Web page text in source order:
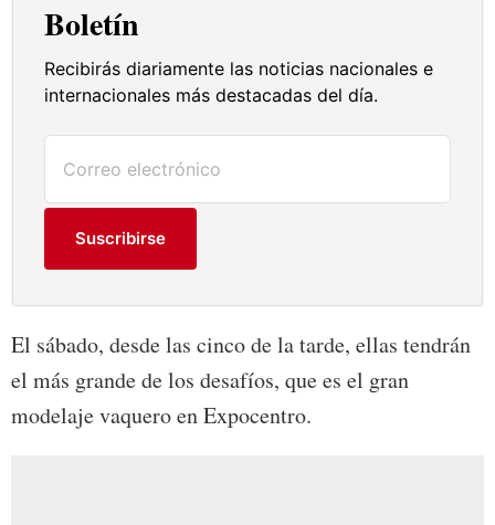
Boletín
Recibirás diariamente las noticias nacionales e
internacionales más destacadas del día.
Suscribirse
El sábado, desde las cinco de la tarde, ellas tendrán
el más grande de los desafíos, que es el gran
modelaje vaquero en Expocentro.